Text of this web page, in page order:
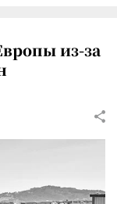
из-за